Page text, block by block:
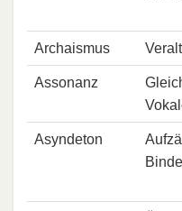
Archaismus
Assonanz
Asyndeton